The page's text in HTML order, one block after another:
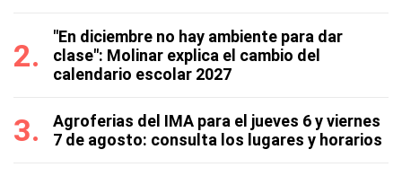
"En diciembre no hay ambiente para dar
clase": Molinar explica el cambio del
calendario escolar 2027
Agroferias del IMA para el jueves 6 y viernes
7 de agosto: consulta los lugares y horarios